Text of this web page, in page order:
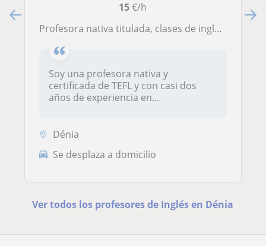
15€/h
Profesora nativa titulada, clases de inglés en Dénia o en línea
Soy una profesora nativa y
certificada de TEFL y con casi dos
años de experiencia en...
Dénia
Se desplaza a domicilio
Ver todos los profesores de Inglés en Dénia